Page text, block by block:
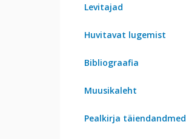
Levitajad
Huvitavat lugemist
Bibliograafia
Muusikaleht
Pealkirja täiendandmed